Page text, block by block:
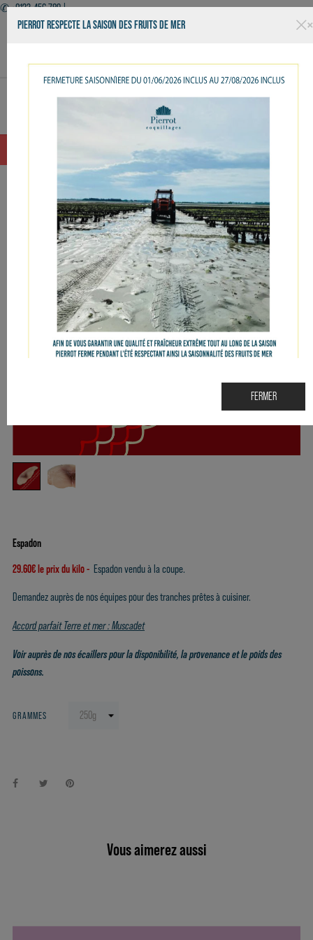
✆ +0123-456-789 |
FacebookTwitter YouTube
OUVERT 7J7 - LIVRAISON - KIOSQUE - RESTAURANT
Espadon
29.60€ le prix du kilo - Espadon vendu à la coupe.
Demandez auprès de nos équipes pour des tranches prêtes à cuisiner.
Accord parfait Terre et mer : Muscadet
Voir auprès de nos écaillers pour la disponibilité, la provenance et le poids des
poissons.
GRAMMES
Vous aimerez aussi
×
PIERROT RESPECTE LA SAISON DES FRUITS DE MER
FERMER